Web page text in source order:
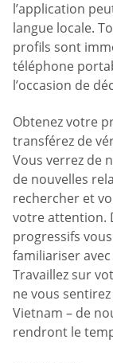
l’application
langue locale.
profils sont
téléphone
l’occasion de
Obtenez votre
transférez de
Vous verrez de
de nouvelles
rechercher et
votre attention.
progressifs
familiariser
Travaillez sur
ne vous
Vietnam – de
rendront le